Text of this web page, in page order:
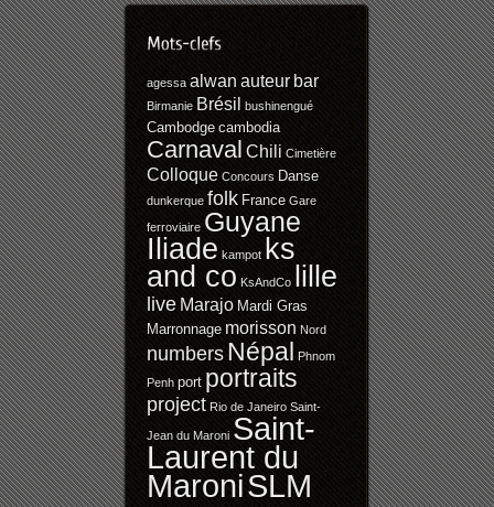
agessa alwan auteur bar
Birmanie Brésil bushinengué
Cambodge cambodia
Carnaval Chili Cimetière
Colloque Concours Danse
dunkerque folk France Gare
ferroviaire Guyane
Iliade kampot ks
and co KsAndCo lille
live Marajo Mardi Gras
Marronnage morisson Nord
numbers Népal Phnom
Penh port portraits
project Rio de Janeiro Saint-
Jean du Maroni Saint-
Laurent du
MaroniSLM